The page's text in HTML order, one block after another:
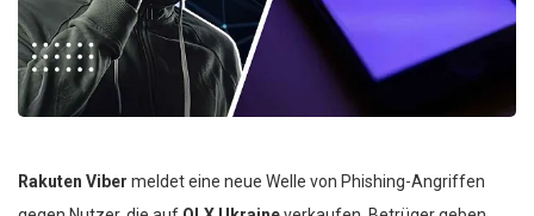
Rakuten Viber meldet eine neue Welle von Phishing-Angriffen